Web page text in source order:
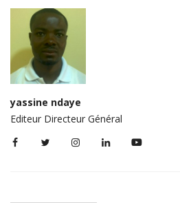
yassine ndaye
Editeur Directeur Général